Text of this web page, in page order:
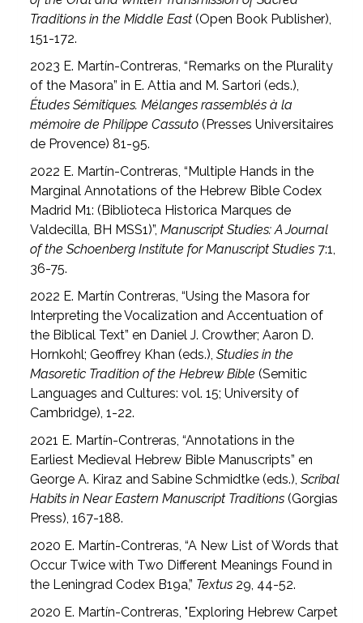
Traditions in the Middle East (Open Book Publisher),
151-172.
2023 E. Martín-Contreras, “Remarks on the Plurality
of the Masora” in E. Attia and M. Sartori (eds.),
Études Sémitiques. Mélanges rassemblés à la
mémoire de Philippe Cassuto (Presses Universitaires
de Provence) 81-95.
2022 E. Martín-Contreras, “Multiple Hands in the
Marginal Annotations of the Hebrew Bible Codex
Madrid M1: (Biblioteca Historica Marques de
Valdecilla, BH MSS1)”,Manuscript Studies: A Journal
of the Schoenberg Institute for Manuscript Studies 7:1,
36-75.
2022 E. Martín Contreras, “Using the Masora for
Interpreting the Vocalization and Accentuation of
the Biblical Text” en Daniel J. Crowther; Aaron D.
Hornkohl; Geoffrey Khan (eds.),Studies in the
Masoretic Tradition of the Hebrew Bible (Semitic
Languages and Cultures: vol. 15; University of
Cambridge), 1-22.
2021 E. Martín-Contreras, “Annotations in the
Earliest Medieval Hebrew Bible Manuscripts” en
George A. Kiraz and Sabine Schmidtke (eds.),Scribal
Habits in Near Eastern Manuscript Traditions (Gorgias
Press), 167-188.
2020 E. Martín-Contreras, “A New List of Words that
Occur Twice with Two Different Meanings Found in
the Leningrad Codex B19a,” Textus 29, 44-52.
2020 E. Martín-Contreras, "Exploring Hebrew Carpet